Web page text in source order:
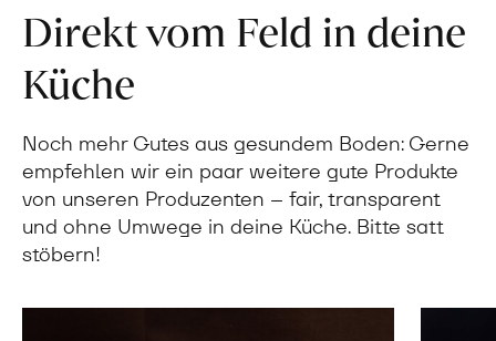
Direkt vom Feld in deine
Küche
Noch mehr Gutes aus gesundem Boden: Gerne
empfehlen wir ein paar weitere gute Produkte
von unseren Produzenten – fair, transparent
und ohne Umwege in deine Küche. Bitte satt
stöbern!